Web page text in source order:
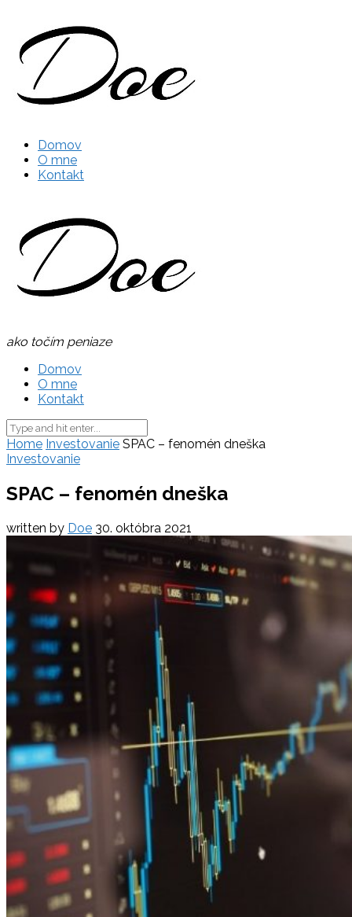
Domov
O mne
Kontakt
ako točím peniaze
Domov
O mne
Kontakt
Home Investovanie SPAC – fenomén dneška
Investovanie
SPAC – fenomén dneška
written by Doe 30. októbra 2021